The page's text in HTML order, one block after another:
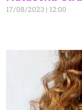
17/08/2023 12:00